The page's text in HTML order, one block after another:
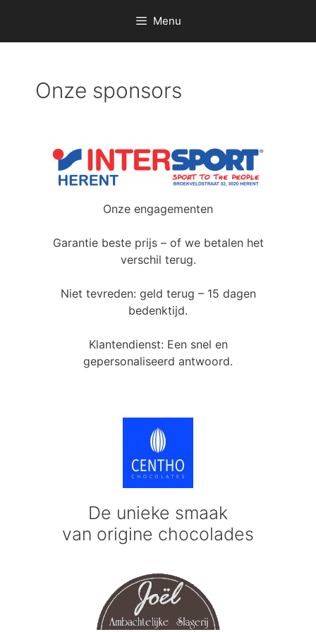
Menu
Onze sponsors
Onze engagementen
Garantie beste prijs – of we betalen het
verschil terug.
Niet tevreden: geld terug – 15 dagen
bedenktijd.
Klantendienst: Een snel en
gepersonaliseerd antwoord.
De unieke smaak
van origine chocolades